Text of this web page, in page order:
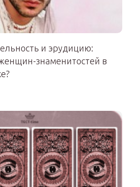
и эрудицию:
знаменитостей в